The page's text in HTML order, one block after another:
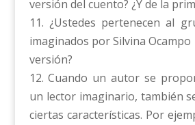
versión del cuento? ¿Y de la
11. ¿Ustedes pertenecen al
imaginados por Silvina
versión?
12. Cuando un autor se
un lector imaginario, también
ciertas características. Por